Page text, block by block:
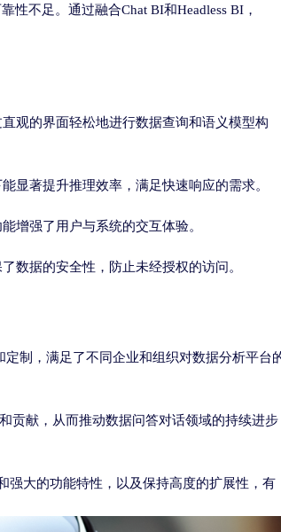
性不足。通过融合Chat BI和Headless BI，
观的界面轻松地进行数据查询和语义模型构
显著提升推理效率，满足快速响应的需求。
增强了用户与系统的交互体验。
数据的安全性，防止未经授权的访问。
定制，满足了不同企业和组织对数据分析平台
贡献，从而推动数据问答对话领域的持续进步
大的功能特性，以及保持高度的扩展性，有